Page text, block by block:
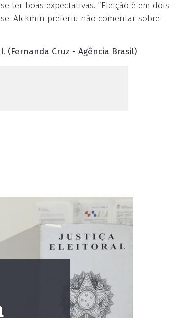
ter boas expectativas. “Eleição é em dois
Alckmin preferiu não comentar sobre
(Fernanda Cruz - Agência Brasil)